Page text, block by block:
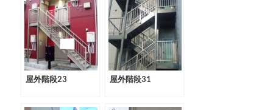
屋外階段23 屋外階段31